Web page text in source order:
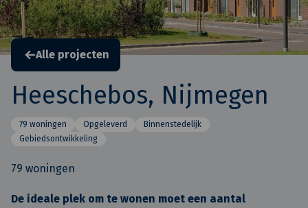
Alle projecten
Heeschebos, Nijmegen
79 woningen Opgeleverd
Binnenstedelijk
Gebiedsontwikkeling
79 woningen
De ideale plek om te wonen moet een aantal